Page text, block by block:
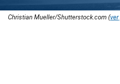
Christian Mueller/Shutterstock.com (